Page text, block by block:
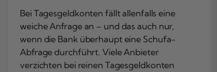
Bei Tagesgeldkonten fällt allenfalls eine
weiche Anfrage an – und das auch nur,
wenn die Bank überhaupt eine Schufa-
Abfrage durchführt. Viele Anbieter
verzichten bei reinen Tagesgeldkonten